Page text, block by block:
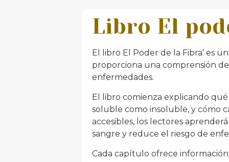
Libro El
El libro El Poder de la Fibra’ es
proporciona una comprensión
enfermedades.
El libro comienza explicando
soluble como insoluble, y cómo
accesibles, los lectores
sangre y reduce el riesgo de
Cada capítulo ofrece